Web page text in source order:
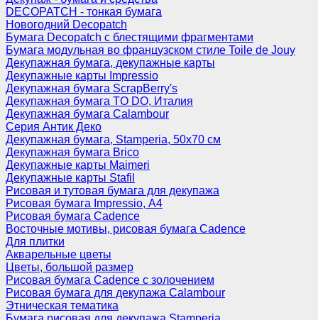
DECOPATCH - тонкая бумага
Новогодний Decopatch
Бумага Decopatch с блестящими фрагментами
Бумага модульная во французском стиле Toile de Jouy
Декупажная бумага, декупажные карты
Декупажные карты Impressio
Декупажная бумага ScrapBerry's
Декупажная бумага TO DO, Италия
Декупажная бумага Calambour
Серия Антик Деко
Декупажная бумага, Stamperia, 50х70 см
Декупажная бумага Brico
Декупажные карты Maimeri
Декупажные карты Stafil
Рисовая и тутовая бумага для декупажа
Рисовая бумага Impressio, А4
Рисовая бумага Cadence
Восточные мотивы, рисовая бумага Cadence
Для плитки
Акварельные цветы
Цветы, большой размер
Рисовая бумага Cadence c золочением
Рисовая бумага для декупажа Calambour
Этническая тематика